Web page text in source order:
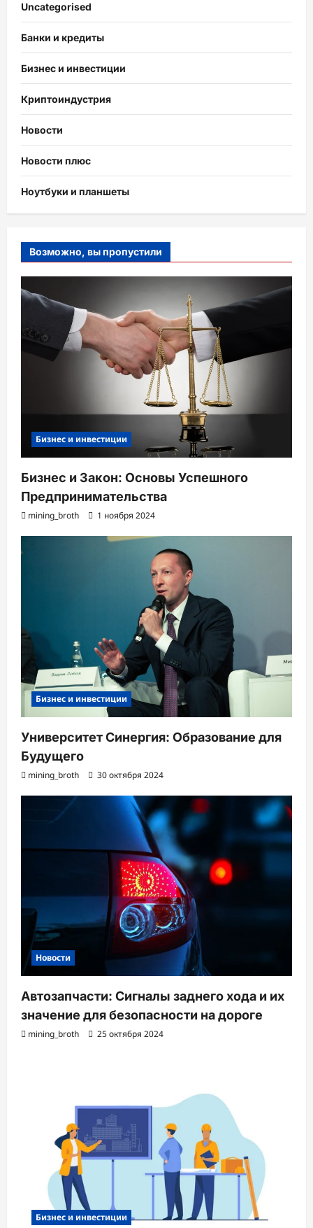
Uncategorised
Банки и кредиты
Бизнес и инвестиции
Криптоиндустрия
Новости
Новости плюс
Ноутбуки и планшеты
Возможно, вы пропустили
Бизнес и инвестиции
Бизнес и Закон: Основы Успешного
Предпринимательства
mining_broth 1 ноября 2024
Бизнес и инвестиции
Университет Синергия: Образование для
Будущего
mining_broth 30 октября 2024
Новости
Автозапчасти: Сигналы заднего хода и их
значение для безопасности на дороге
mining_broth 25 октября 2024
Бизнес и инвестиции